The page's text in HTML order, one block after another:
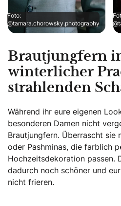
Foto:
@tamara.chorowsky.photography
Brautjungfern
winterlicher
strahlenden
Während ihr eure eigenen
besonderen Damen nicht
Brautjungfern. Überrascht sie
oder Pashminas, die farblich
Hochzeitsdekoration passen.
dadurch noch schöner und
nicht frieren.